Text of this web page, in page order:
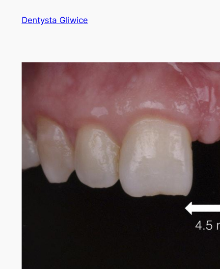
Dentysta Gliwice